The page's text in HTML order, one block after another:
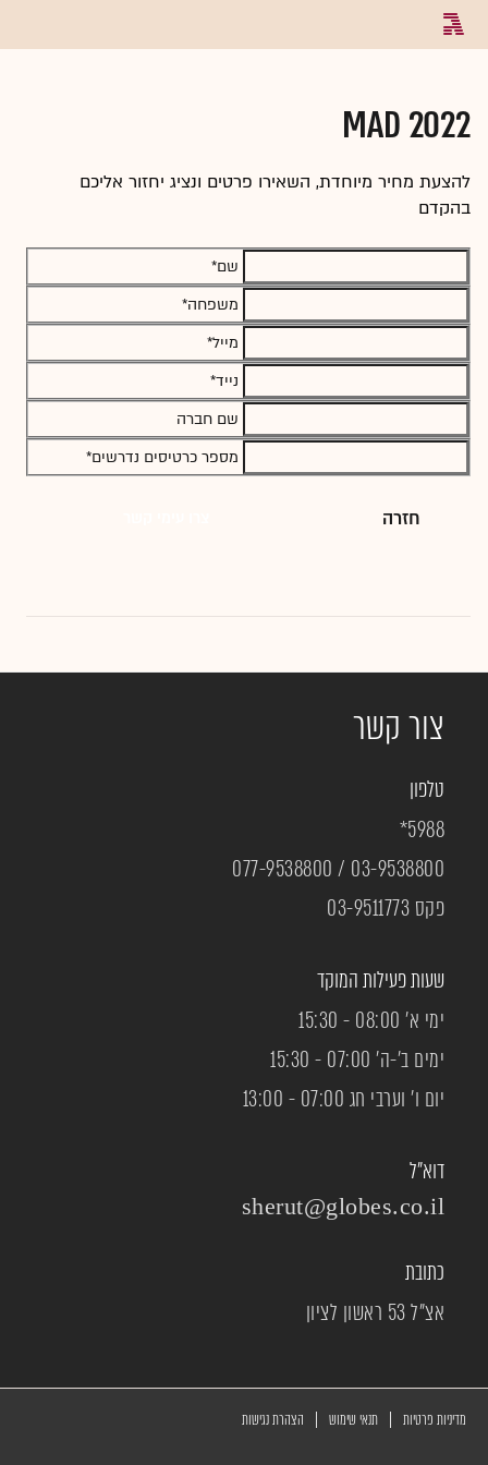
MAD 2022
להצעת מחיר מיוחדת, השאירו פרטים ונציג יחזור אליכם
בהקדם
שם*
משפחה*
מייל*
נייד*
שם חברה
מספר כרטיסים נדרשים*
חזרה
צור קשר
טלפון
5988*
03-9538800
/
077-9538800
פקס 03-9511773
שעות פעילות המוקד
ימי א׳ 08:00 - 15:30
ימים ב׳-ה׳ 07:00 - 15:30
יום ו׳ וערבי חג 07:00 - 13:00
דוא"ל
sherut@globes.co.il
כתובת
אצ"ל 53 ראשון לציון
מדיניות פרטיות | תנאי שימוש | הצהרת נגישות